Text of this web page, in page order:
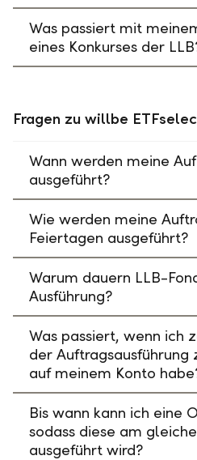
Was passiert mit
eines Konkurses der
Fragen zu willbe
Wann werden meine
ausgeführt?
Wie werden meine
Feiertagen ausgeführt?
Warum dauern LLB-
Ausführung?
Was passiert, wenn ich
der Auftragsausführung
auf meinem Konto
Bis wann kann ich eine
sodass diese am
ausgeführt wird?